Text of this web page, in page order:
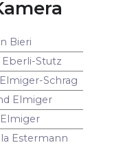
Bieri
Eberli-Stutz
Schrag
Elmiger
Estermann